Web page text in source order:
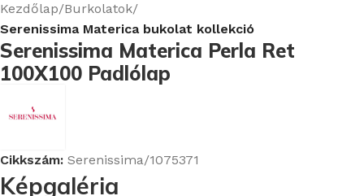
Kezdőlap Burkolatok
Serenissima Materica bukolat kollekció
Serenissima Materica Perla Ret
100X100 Padlólap
Cikkszám: Serenissima/1075371
Képgaléria